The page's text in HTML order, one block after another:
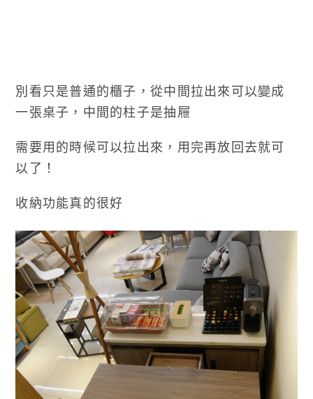
別看只是普通的櫃子，從中間拉出來可以變成
一張桌子，中間的柱子是抽屜
需要用的時候可以拉出來，用完再放回去就可
以了！
收納功能真的很好